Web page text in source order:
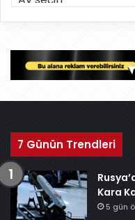
r
ş
v
7 Günün Trendleri
Kara
5 gün